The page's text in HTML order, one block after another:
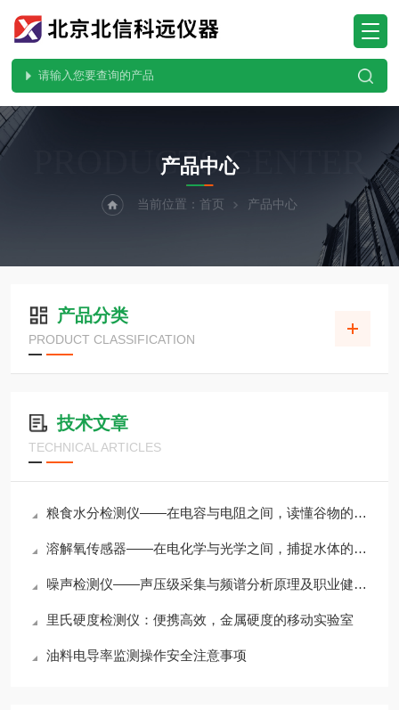
PRODUCTS CENTER
产品中心
当前位置： 首页 产品中心
产品分类
PRODUCT CLASSIFICATION
技术文章
TECHNICAL ARTICLES
粮食水分检测仪——在电容与电阻之间，读懂谷物的“干湿密码”
溶解氧传感器——在电化学与光学之间，捕捉水体的“呼吸脉搏”
噪声检测仪——声压级采集与频谱分析原理及职业健康评估应用
里氏硬度检测仪：便携高效，金属硬度的移动实验室
油料电导率监测操作安全注意事项